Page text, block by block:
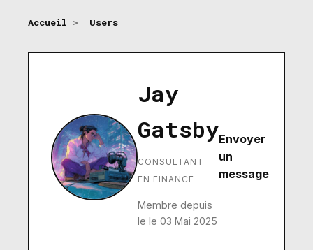
Accueil > Users
Jay
Gatsby
CONSULTANT
EN FINANCE
Membre depuis
le le 03 Mai 2025
Envoyer
un
message